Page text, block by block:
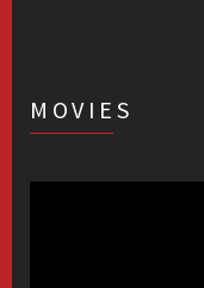
MOVIES